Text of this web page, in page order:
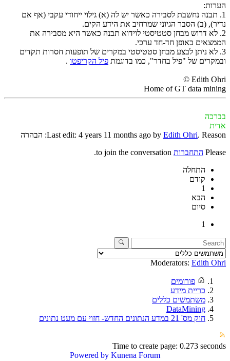
הערות:
1. תבנה נחשבת לסבירה כאשר יש לה (א) גילוי ייחודי עקבי (אף אם
נדיר), (ב) הסבר הגיוני שמרחיב את הידע הקים.
2. לא דרוש מבחן סטטיסטי לוידוא תבנה כאשר היא מסבירה את
הממצאים באופן חד-חד ערכי.
3. לא ניתן לבצע מבחן סטטיסטי במקרים של תופעות חסרות תקדים
ובמקרים של "פיל בחדר", כמו בדוגמת פיל הקריפטו .
Edith Ohri ©
Home of GT data mining
בברכה
אדית
Last edit: 4 years 11 months ago by Edith Ohri. Reason: הבהרה
Please התחברות
התחלה
קודם
1
הבא
סיום
1
Moderators: Edith Ohri
פורומים
כריית מידע
משתמשים כללים
DataMining
חוק מס' 21 במדע הנתונים החדש- חזוי עם מעט נתונים
Time to create page: 0.273 seconds
Powered by Kunena Forum